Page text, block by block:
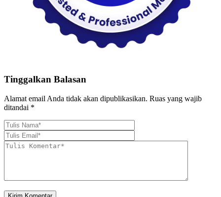
Tinggalkan Balasan
Alamat email Anda tidak akan dipublikasikan. Ruas yang wajib
ditandai *